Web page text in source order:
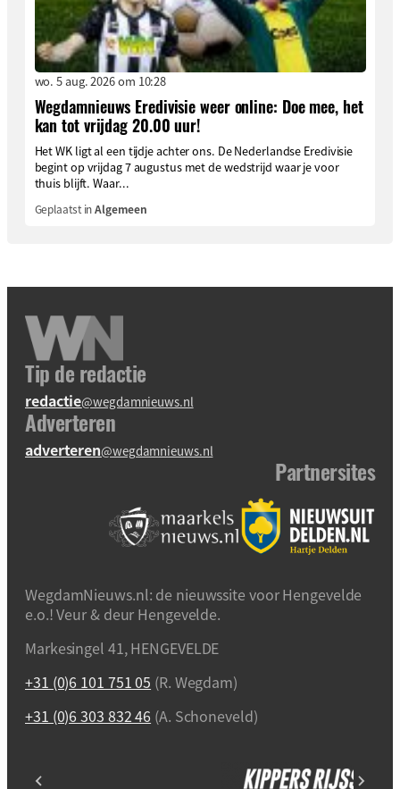
wo. 5 aug. 2026 om 10:28
Wegdamnieuws Eredivisie weer online: Doe mee, het
kan tot vrijdag 20.00 uur!
Het WK ligt al een tijdje achter ons. De Nederlandse Eredivisie
begint op vrijdag 7 augustus met de wedstrijd waar je voor
thuis blijft. Waar...
Geplaatst inAlgemeen
Tip de redactie
redactie@wegdamnieuws.nl
Adverteren
adverteren@wegdamnieuws.nl
Partnersites
WegdamNieuws.nl: de nieuwssite voor Hengevelde
e.o.! Veur & deur Hengevelde.
Markesingel 41, HENGEVELDE
+31 (0)6 101 751 05 (R. Wegdam)
+31 (0)6 303 832 46 (A. Schoneveld)